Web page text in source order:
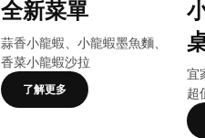
全新菜單
蒜香小龍蝦、小龍蝦墨魚麵、
香菜小龍蝦沙拉
了解更多
宜
超